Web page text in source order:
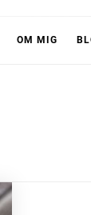
OM MIG